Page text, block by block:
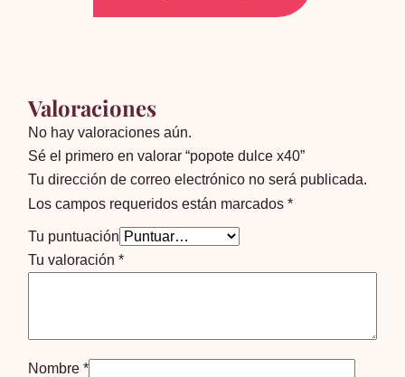
Valoraciones
No hay valoraciones aún.
Sé el primero en valorar “popote dulce x40”
Tu dirección de correo electrónico no será publicada.
Los campos requeridos están marcados*
Tu puntuación
Tu valoración*
Nombre*